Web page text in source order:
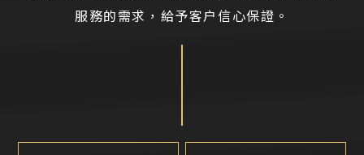
服務的需求，給予客户信心保證。